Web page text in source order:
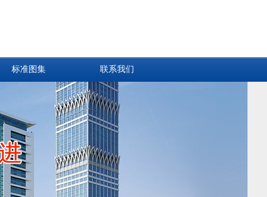
标准图集 联系我们